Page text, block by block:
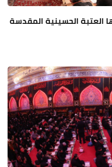
تقيمها العتبة الحسينية المقدسة